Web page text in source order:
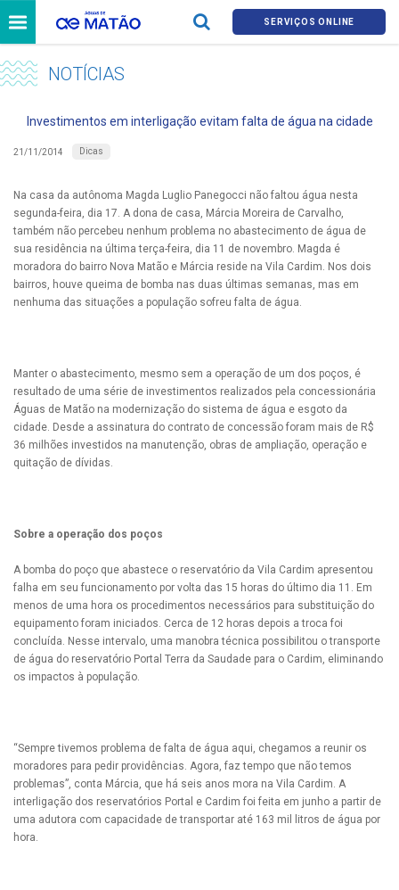
SERVIÇOS ONLINE
NOTÍCIAS
Investimentos em interligação evitam falta de água na cidade
21/11/2014 Dicas
Na casa da autônoma Magda Luglio Panegocci não faltou água nesta
segunda-feira, dia 17. A dona de casa, Márcia Moreira de Carvalho,
também não percebeu nenhum problema no abastecimento de água de
sua residência na última terça-feira, dia 11 de novembro. Magda é
moradora do bairro Nova Matão e Márcia reside na Vila Cardim. Nos dois
bairros, houve queima de bomba nas duas últimas semanas, mas em
nenhuma das situações a população sofreu falta de água.
Manter o abastecimento, mesmo sem a operação de um dos poços, é
resultado de uma série de investimentos realizados pela concessionária
Águas de Matão na modernização do sistema de água e esgoto da
cidade. Desde a assinatura do contrato de concessão foram mais de R$
36 milhões investidos na manutenção, obras de ampliação, operação e
quitação de dívidas.
Sobre a operação dos poços
A bomba do poço que abastece o reservatório da Vila Cardim apresentou
falha em seu funcionamento por volta das 15 horas do último dia 11. Em
menos de uma hora os procedimentos necessários para substituição do
equipamento foram iniciados. Cerca de 12 horas depois a troca foi
concluída. Nesse intervalo, uma manobra técnica possibilitou o transporte
de água do reservatório Portal Terra da Saudade para o Cardim, eliminando
os impactos à população.
“Sempre tivemos problema de falta de água aqui, chegamos a reunir os
moradores para pedir providências. Agora, faz tempo que não temos
problemas”, conta Márcia, que há seis anos mora na Vila Cardim. A
interligação dos reservatórios Portal e Cardim foi feita em junho a partir de
uma adutora com capacidade de transportar até 163 mil litros de água por
hora.